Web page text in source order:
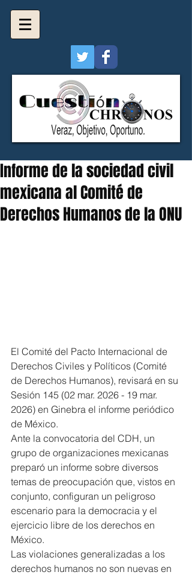
Informe de la sociedad civil
mexicana al Comité de
Derechos Humanos de la ONU
El Comité del Pacto Internacional de
Derechos Civiles y Políticos (Comité
de Derechos Humanos), revisará en su
Sesión 145 (02 mar. 2026 - 19 mar.
2026) en Ginebra el informe periódico
de México.
Ante la convocatoria del CDH, un
grupo de organizaciones mexicanas
preparó un informe sobre diversos
temas de preocupación que, vistos en
conjunto, configuran un peligroso
escenario para la democracia y el
ejercicio libre de los derechos en
México.
Las violaciones generalizadas a los
derechos humanos no son nuevas en